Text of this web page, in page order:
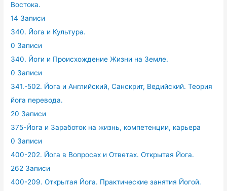
Востока.
14 Записи
340. Йога и Культура.
0 Записи
340. Йоги и Происхождение Жизни на Земле.
0 Записи
341.-502. Йога и Английский, Санскрит, Ведийский. Теория
йога перевода.
20 Записи
375-Йога и Заработок на жизнь, компетенции, карьера
0 Записи
400-202. Йога в Вопросах и Ответах. Открытая Йога.
262 Записи
400-209. Открытая Йога. Практические занятия Йогой.